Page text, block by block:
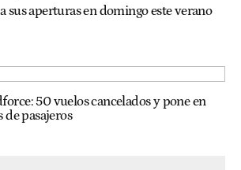
sus aperturas en domingo este verano
50 vuelos cancelados y pone en
pasajeros